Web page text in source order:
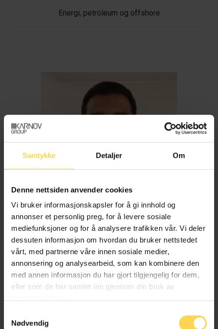
Samtykke Detaljer Om
Denne nettsiden anvender cookies
Vi bruker informasjonskapsler for å gi innhold og
annonser et personlig preg, for å levere sosiale
mediefunksjoner og for å analysere trafikken vår. Vi deler
dessuten informasjon om hvordan du bruker nettstedet
vårt, med partnerne våre innen sosiale medier,
annonsering og analysearbeid, som kan kombinere den
med annen informasjon du har gjort tilgjengelig for dem,
eller som de har samlet inn gjennom din bruk av
Nødvendig
Energi, petroleum og offshore
Imran Haider
Trygderett og pensjonsrett